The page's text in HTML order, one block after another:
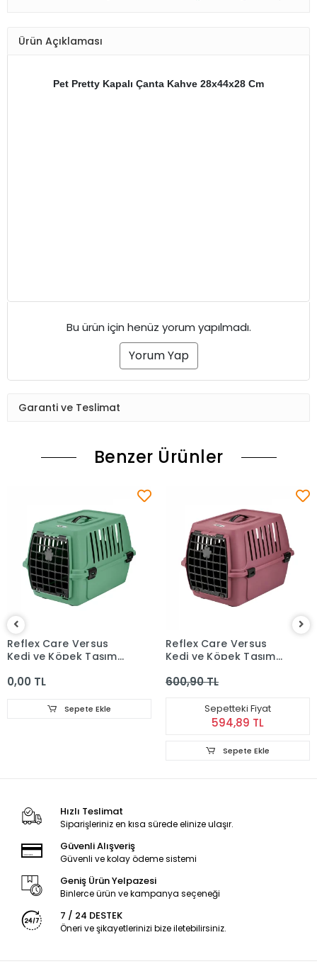
Ürün Açıklaması
Pet Pretty Kapalı Çanta Kahve 28x44x28 Cm
Bu ürün için henüz yorum yapılmadı.
Yorum Yap
Garanti ve Teslimat
Benzer Ürünler
Reflex Care Versus
Kedi ve Köpek Taşıma
33,5 x 33 cm)
0,00 TL
Sepete Ekle
Reflex Care Versus
Kedi ve Köpek Taşıma
33,5 x 33 cm)
600,90 TL
Sepetteki Fiyat
594,89 TL
Sepete Ekle
Hızlı Teslimat
Siparişleriniz en kısa sürede elinize ulaşır.
Güvenli Alışveriş
Güvenli ve kolay ödeme sistemi
Geniş Ürün Yelpazesi
Binlerce ürün ve kampanya seçeneği
7 / 24 DESTEK
Öneri ve şikayetlerinizi bize iletebilirsiniz.